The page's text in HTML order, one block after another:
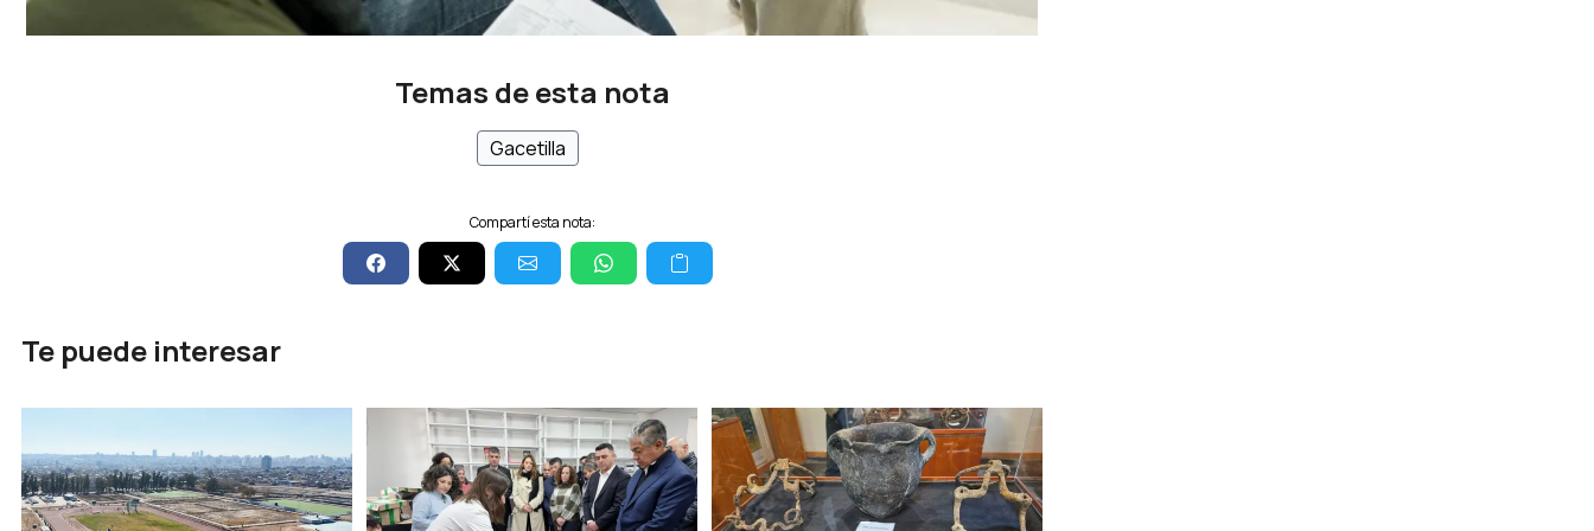
Temas de esta nota
Gacetilla
Compartí esta nota:
Te puede interesar